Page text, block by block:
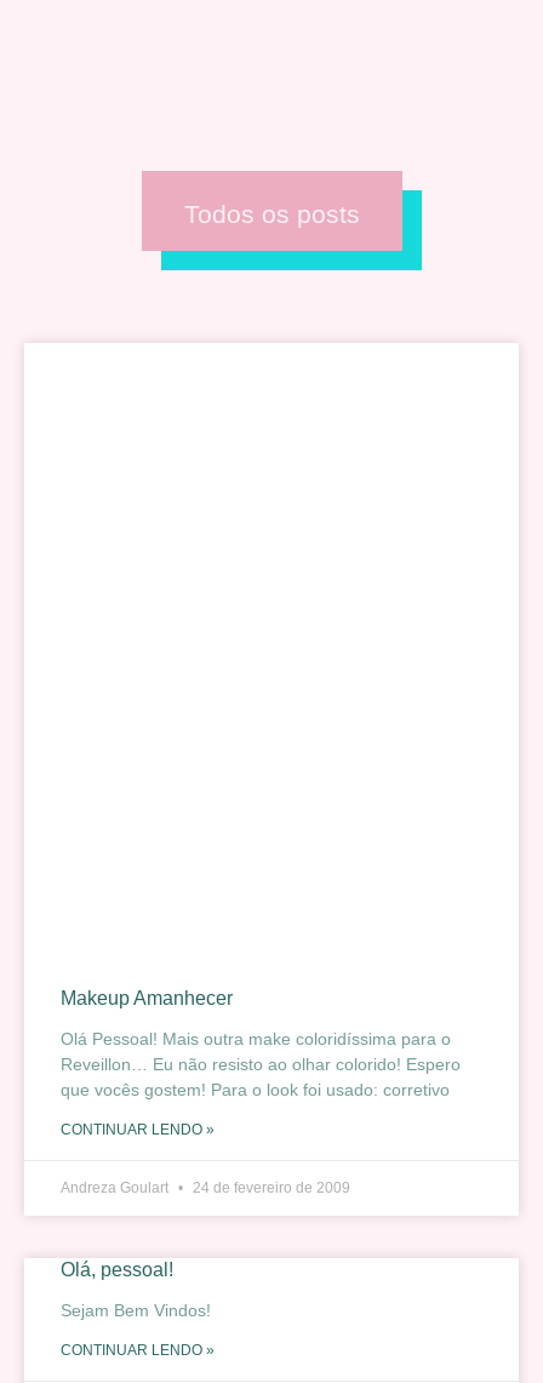
Todos os posts
Makeup Amanhecer
Olá Pessoal! Mais outra make coloridíssima para o
Reveillon… Eu não resisto ao olhar colorido! Espero
que vocês gostem! Para o look foi usado: corretivo
CONTINUAR LENDO »
Andreza Goulart 24 de fevereiro de 2009
Olá, pessoal!
Sejam Bem Vindos!
CONTINUAR LENDO »